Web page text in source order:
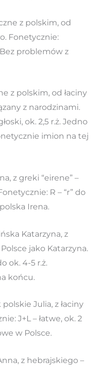
z polskim, od
Fonetycznie:
Bez problemów z
z polskim, od łaciny
z narodzinami.
ok. 2,5 r.ż. Jedno
imion na tej
z greki “eirene” –
R – “r” do
Irena.
Katarzyna, z
jako Katarzyna.
ok. 4-5 r.ż.
końcu.
Julia, z łaciny
J+L – łatwe, ok. 2
w Polsce.
z hebrajskiego –